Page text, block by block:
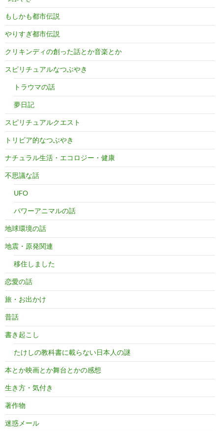
もしかも都市伝説
やりすぎ都市伝説
クリキンディの創った話とか音楽とか
スピリチュアルなつぶやき
トラウマの話
夢日記
スピリチュアルクエスト
トリビア的なつぶやき
ナチュラル生活・エコロジー・健康
不思議な話
UFO
パワーアニマルの話
地球環境の話
地震・原発関連
移住しました
恋愛の話
旅・お出かけ
昔話
書き起こし
たけしの教科書に載らない日本人の謎
本とか映画とか舞台とかの感想
生き方・気付き
著作物
迷惑メール